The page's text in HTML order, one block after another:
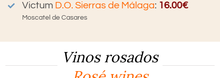
Victum D.O. Sierras de Málaga: 16.00€
Moscatel de Casares
Vinos rosados